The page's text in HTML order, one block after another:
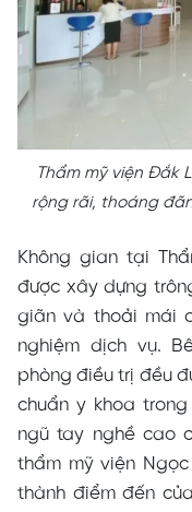
Thẩm mỹ viện Đắk
rộng rãi, thoáng
Không gian tại
được xây dựng
giãn và thoải mái
nghiệm dịch vụ.
phòng điều trị đều
chuẩn y khoa
ngũ tay nghề cao
thẩm mỹ viện
thành điểm đến